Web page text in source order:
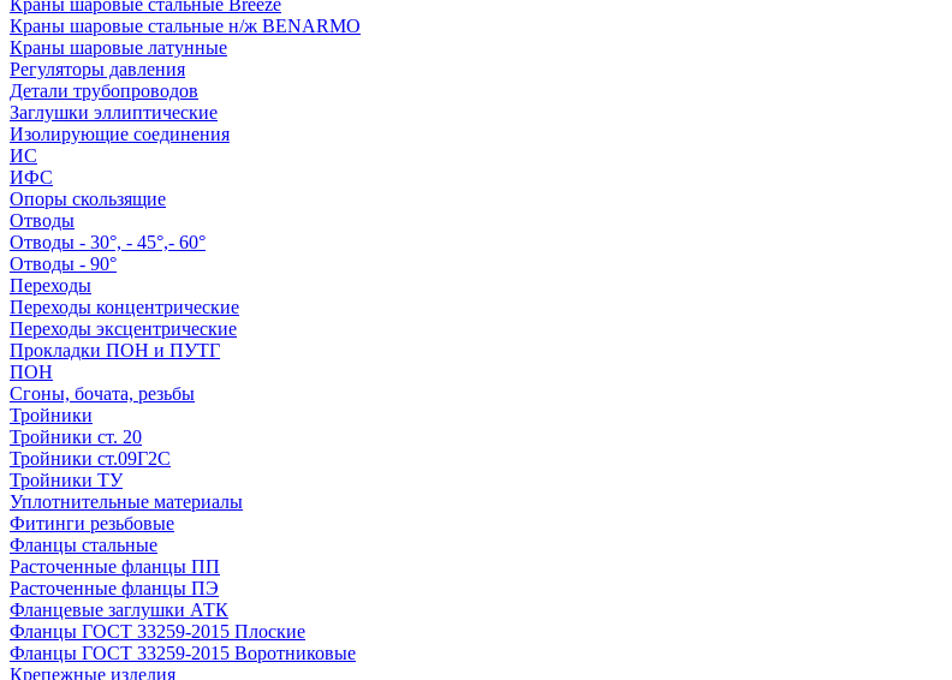
Краны шаровые стальные н/ж BENARMO
Краны шаровые латунные
Регуляторы давления
Детали трубопроводов
Заглушки эллиптические
Изолирующие соединения
ИС
ИФС
Опоры скользящие
Отводы
Отводы - 30°, - 45°,- 60°
Отводы - 90°
Переходы
Переходы концентрические
Переходы эксцентрические
Прокладки ПОН и ПУТГ
ПОН
Сгоны, бочата, резьбы
Тройники
Тройники ст. 20
Тройники ст.09Г2С
Тройники ТУ
Уплотнительные материалы
Фитинги резьбовые
Фланцы стальные
Расточенные фланцы ПП
Расточенные фланцы ПЭ
Фланцевые заглушки АТК
Фланцы ГОСТ 33259-2015 Плоские
Фланцы ГОСТ 33259-2015 Воротниковые
Крепежные изделия